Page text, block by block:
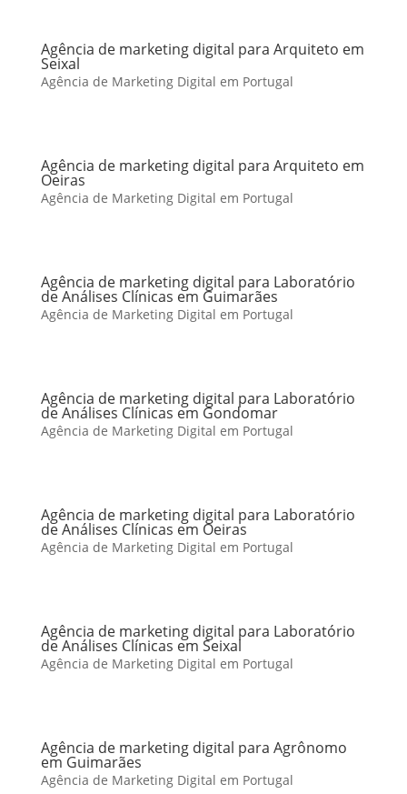
Agência de marketing digital para Arquiteto em
Seixal
Agência de Marketing Digital em Portugal
Agência de marketing digital para Arquiteto em
Oeiras
Agência de Marketing Digital em Portugal
Agência de marketing digital para Laboratório
de Análises Clínicas em Guimarães
Agência de Marketing Digital em Portugal
Agência de marketing digital para Laboratório
de Análises Clínicas em Gondomar
Agência de Marketing Digital em Portugal
Agência de marketing digital para Laboratório
de Análises Clínicas em Oeiras
Agência de Marketing Digital em Portugal
Agência de marketing digital para Laboratório
de Análises Clínicas em Seixal
Agência de Marketing Digital em Portugal
Agência de marketing digital para Agrônomo
em Guimarães
Agência de Marketing Digital em Portugal